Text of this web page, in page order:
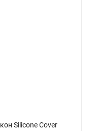
Silicone Cover